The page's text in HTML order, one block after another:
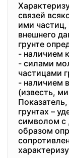
связей
ими
внешнего
грунте
- наличием
- силами
частицами
- наличием
(известь,
грунтах –
символом c
образом